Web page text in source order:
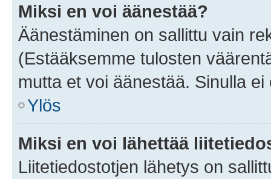
Miksi en voi äänestää?
Äänestäminen on sallittu vain
(Estääksemme tulosten
mutta et voi äänestää. Sinulla
Ylös
Miksi en voi lähettää
Liitetiedostotjen lähetys on